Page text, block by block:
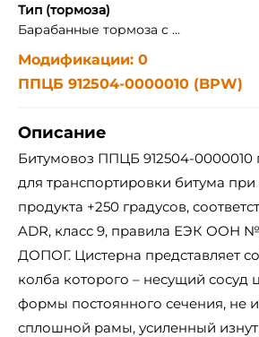
Тип (тормоза)
Барабанные тормоза с ...
Модификации: 0
ППЦБ 912504-0000010 (BPW)
Описание
Битумовоз ППЦБ 912504-0000010
для транспортировки битума при
продукта +250 градусов,
ADR, класс 9, правила ЕЭК ООН
ДОПОГ. Цистерна представляет
колба которого – несущий сосуд
формы постоянного сечения, не
сплошной рамы, усиленный